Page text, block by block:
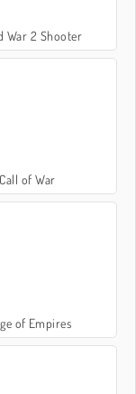
War 2 Shooter
Call of War
of Empires